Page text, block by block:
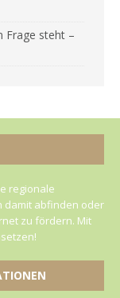
Frage steht –
regionale
damit abfinden oder
zu fördern. Mit